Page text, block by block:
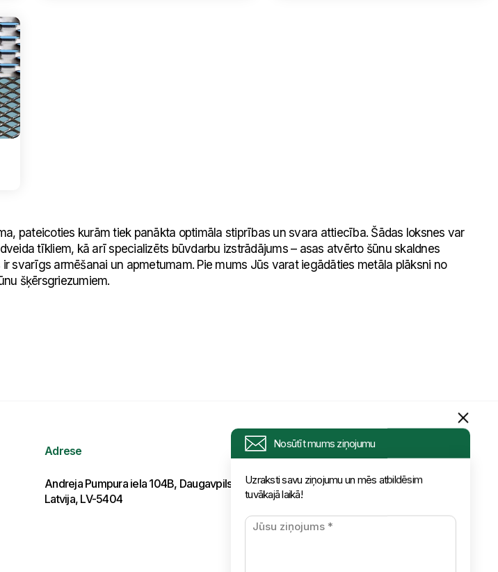
pateicoties kurām tiek panākta optimāla stiprības un svara attiecība. Šādas loksnes var
tīkliem, kā arī specializēts būvdarbu izstrādājums – asas atvērto šūnu skaldnes
svarīgs armēšanai un apmetumam. Pie mums Jūs varat iegādāties metāla plāksni no
šķērsgriezumiem.
Adrese
Andreja Pumpura iela 104B, Daugavpils,
Latvija, LV-5404